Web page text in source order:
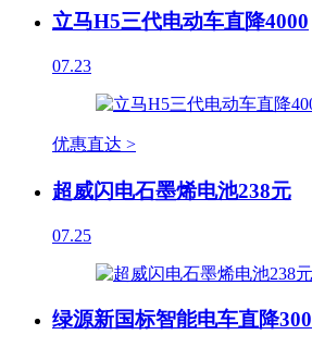
立马H5三代电动车直降4000
07.23
优惠直达 >
超威闪电石墨烯电池238元
07.25
绿源新国标智能电车直降300